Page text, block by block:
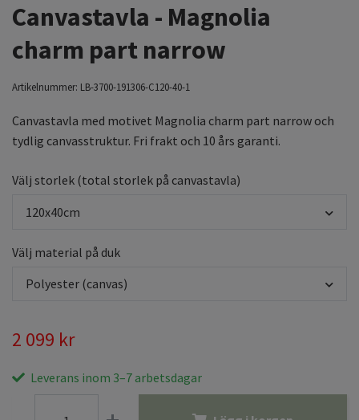
Canvastavla - Magnolia
charm part narrow
Artikelnummer: LB-3700-191306-C120-40-1
Canvastavla med motivet Magnolia charm part narrow och
tydlig canvasstruktur. Fri frakt och 10 års garanti.
Välj storlek (total storlek på canvastavla)
120x40cm
Välj material på duk
Polyester (canvas)
2 099 kr
Leverans inom 3–7 arbetsdagar